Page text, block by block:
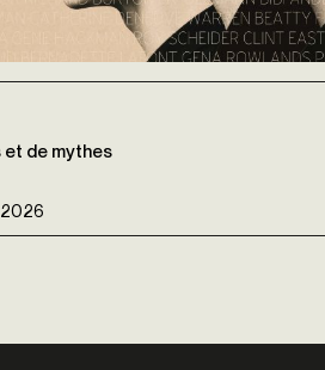
et de mythes